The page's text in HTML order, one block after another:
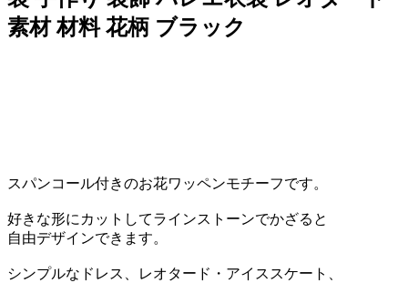
素材 材料 花柄 ブラック
スパンコール付きのお花ワッペンモチーフです。
好きな形にカットしてラインストーンでかざると
自由デザインできます。
シンプルなドレス、レオタード・アイススケート、